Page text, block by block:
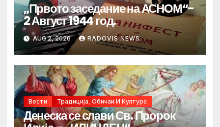
„Првото заседание на АСНОМ“-
2 Август 1944 год.
AUG 2, 2026 RADOVIS NEWS
Вести Традиција, Обичаи И Култура
Денеска се слави Св. Пророк